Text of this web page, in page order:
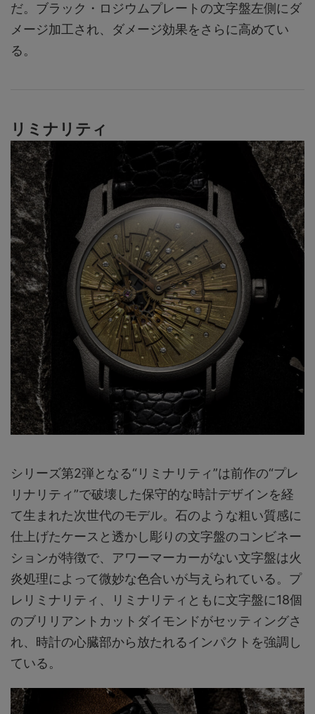
だ。ブラック・ロジウムプレートの文字盤左側にダ
メージ加工され、ダメージ効果をさらに高めてい
る。
リミナリティ
シリーズ第2弾となる“リミナリティ”は前作の“プレ
リナリティ”で破壊した保守的な時計デザインを経
て生まれた次世代のモデル。石のような粗い質感に
仕上げたケースと透かし彫りの文字盤のコンビネー
ションが特徴で、アワーマーカーがない文字盤は火
炎処理によって微妙な色合いが与えられている。プ
レリミナリティ、リミナリティともに文字盤に18個
のブリリアントカットダイモンドがセッティングさ
れ、時計の心臓部から放たれるインパクトを強調し
ている。